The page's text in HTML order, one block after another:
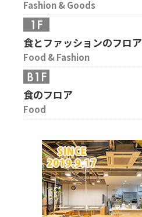
Fashion & Goods
食とファッションのフロア
Food & Fashion
食のフロア
Food